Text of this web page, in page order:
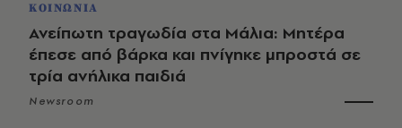
ΚΟΙΝΩΝΙΑ
Ανείπωτη τραγωδία στα Μάλια: Μητέρα
έπεσε από βάρκα και πνίγηκε μπροστά σε
τρία ανήλικα παιδιά
Newsroom